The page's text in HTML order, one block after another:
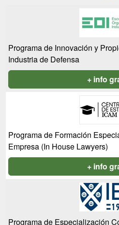
Programa de Innovación y
Industria de Defensa
+ info
Programa de Formación
Empresa (In House Lawyers)
+ info
Programa de Especialización